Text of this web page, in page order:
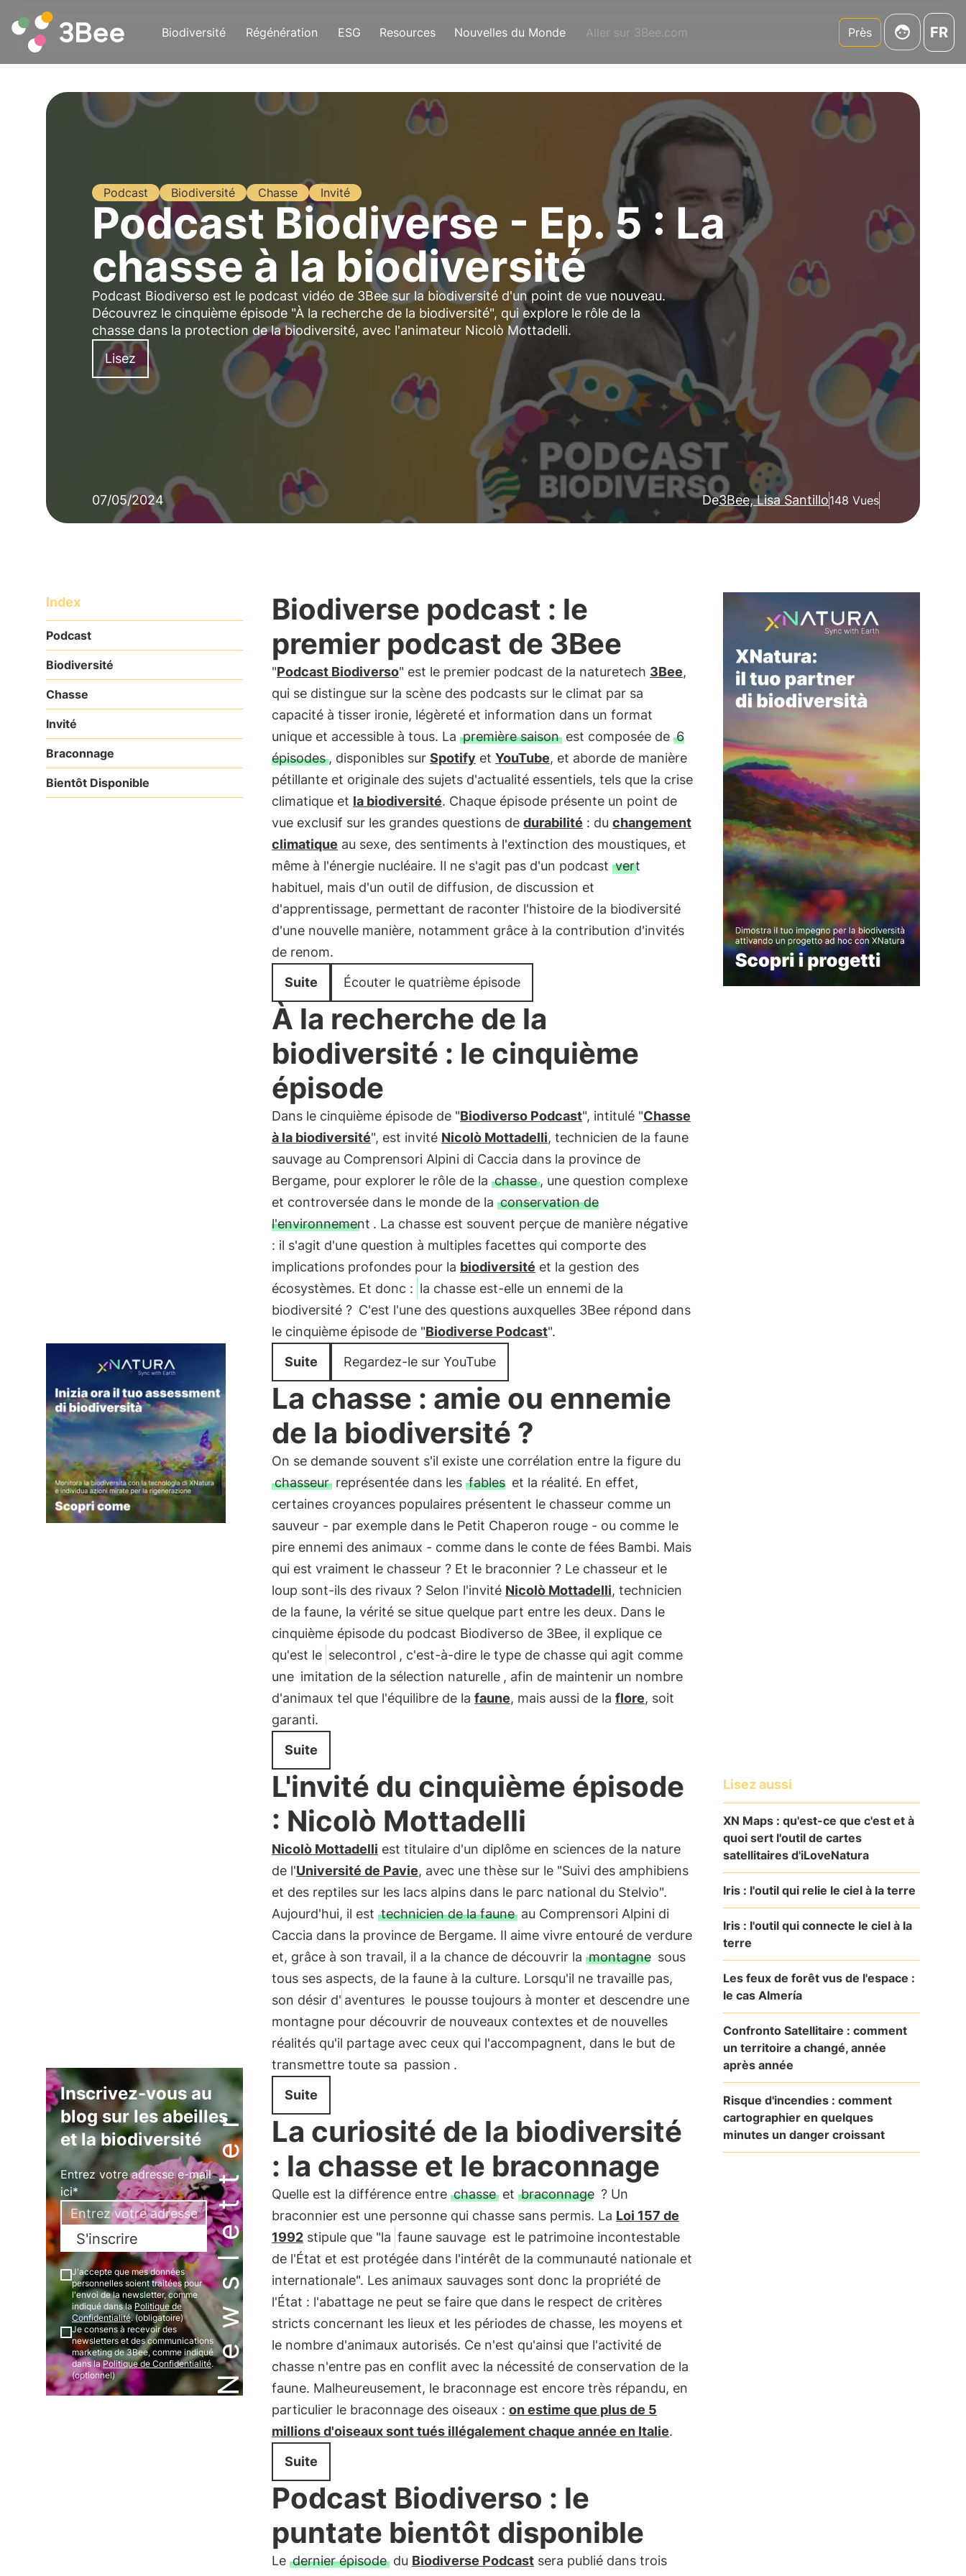
Biodiversité Régénération ESG Resources Nouvelles du Monde Aller sur 3Bee.com Près FR
Podcast Biodiversité Chasse Invité
Podcast Biodiverse - Ep. 5 : La
chasse à la biodiversité
Podcast Biodiverso est le podcast vidéo de 3Bee sur la biodiversité d'un point de vue nouveau.
Découvrez le cinquième épisode "À la recherche de la biodiversité", qui explore le rôle de la
chasse dans la protection de la biodiversité, avec l'animateur Nicolò Mottadelli.
Lisez
07/05/2024 De3Bee, Lisa Santillo148 Vues
Index
Podcast
Biodiversité
Chasse
Invité
Braconnage
Bientôt Disponible
Newsletter
Inscrivez-vous au
blog sur les abeilles
et la biodiversité
Entrez votre adresse e-mail
ici*
S'inscrire
J'accepte que mes données
personnelles soient traitées pour
l'envoi de la newsletter, comme
indiqué dans la Politique de
Confidentialité. (obligatoire)
Je consens à recevoir des
newsletters et des communications
marketing de 3Bee, comme indiqué
dans laPolitique de Confidentialité.
(optionnel)
Biodiverse podcast : le
premier podcast de 3Bee
"Podcast Biodiverso" est le premier podcast de la naturetech 3Bee,
qui se distingue sur la scène des podcasts sur le climat par sa
capacité à tisser ironie, légèreté et information dans un format
unique et accessible à tous. La première saisonest composée de 6
épisodes, disponibles sur Spotify et YouTube, et aborde de manière
pétillante et originale des sujets d'actualité essentiels, tels que la crise
climatique et la biodiversité. Chaque épisode présente un point de
vue exclusif sur les grandes questions de durabilité : du changement
climatique au sexe, des sentiments à l'extinction des moustiques, et
même à l'énergie nucléaire. Il ne s'agit pas d'un podcast vert
habituel, mais d'un outil de diffusion, de discussion et
d'apprentissage, permettant de raconter l'histoire de la biodiversité
d'une nouvelle manière, notamment grâce à la contribution d'invités
de renom.
Suite
Écouter le quatrième épisode
À la recherche de la
biodiversité : le cinquième
épisode
Dans le cinquième épisode de "Biodiverso Podcast", intitulé "Chasse
à la biodiversité", est invité Nicolò Mottadelli, technicien de la faune
sauvage au Comprensori Alpini di Caccia dans la province de
Bergame, pour explorer le rôle de la chasse, une question complexe
et controversée dans le monde de la conservation de
l'environnement . La chasse est souvent perçue de manière négative
: il s'agit d'une question à multiples facettes qui comporte des
implications profondes pour la biodiversité et la gestion des
écosystèmes. Et donc : la chasse est-elle un ennemi de la
biodiversité ? C'est l'une des questions auxquelles 3Bee répond dans
le cinquième épisode de "Biodiverse Podcast".
Suite
Regardez-le sur YouTube
La chasse : amie ou ennemie
de la biodiversité ?
On se demande souvent s'il existe une corrélation entre la figure du
chasseurreprésentée dans les fables et la réalité. En effet,
certaines croyances populaires présentent le chasseur comme un
sauveur - par exemple dans le Petit Chaperon rouge - ou comme le
pire ennemi des animaux - comme dans le conte de fées Bambi. Mais
qui est vraiment le chasseur ? Et le braconnier ? Le chasseur et le
loup sont-ils des rivaux ? Selon l'invité Nicolò Mottadelli, technicien
de la faune, la vérité se situe quelque part entre les deux. Dans le
cinquième épisode du podcast Biodiverso de 3Bee, il explique ce
qu'est le selecontrol , c'est-à-dire le type de chasse qui agit comme
une imitation de la sélection naturelle , afin de maintenir un nombre
d'animaux tel que l'équilibre de la faune, mais aussi de la flore, soit
garanti.
Suite
L'invité du cinquième épisode
: Nicolò Mottadelli
Nicolò Mottadelli est titulaire d'un diplôme en sciences de la nature
de l'Université de Pavie, avec une thèse sur le "Suivi des amphibiens
et des reptiles sur les lacs alpins dans le parc national du Stelvio".
Aujourd'hui, il est technicien de la fauneau Comprensori Alpini di
Caccia dans la province de Bergame. Il aime vivre entouré de verdure
et, grâce à son travail, il a la chance de découvrir la montagne sous
tous ses aspects, de la faune à la culture. Lorsqu'il ne travaille pas,
son désir d' aventures le pousse toujours à monter et descendre une
montagne pour découvrir de nouveaux contextes et de nouvelles
réalités qu'il partage avec ceux qui l'accompagnent, dans le but de
transmettre toute sa passion .
Suite
La curiosité de la biodiversité
: la chasse et le braconnage
Quelle est la différence entre chasseet braconnage ? Un
braconnier est une personne qui chasse sans permis. La Loi 157 de
1992stipule que "la faune sauvage est le patrimoine incontestable
de l'État et est protégée dans l'intérêt de la communauté nationale et
internationale". Les animaux sauvages sont donc la propriété de
l'État : l'abattage ne peut se faire que dans le respect de critères
stricts concernant les lieux et les périodes de chasse, les moyens et
le nombre d'animaux autorisés. Ce n'est qu'ainsi que l'activité de
chasse n'entre pas en conflit avec la nécessité de conservation de la
faune. Malheureusement, le braconnage est encore très répandu, en
particulier le braconnage des oiseaux : on estime que plus de 5
millions d'oiseaux sont tués illégalement chaque année en Italie.
Suite
Podcast Biodiverso : le
puntate bientôt disponible
Le dernier épisodedu Biodiverse Podcastsera publié dans trois
Lisez aussi
XN Maps : qu'est-ce que c'est et à
quoi sert l'outil de cartes
satellitaires d'iLoveNatura
Iris : l'outil qui relie le ciel à la terre
Iris : l'outil qui connecte le ciel à la
terre
Les feux de forêt vus de l'espace :
le cas Almería
Confronto Satellitaire : comment
un territoire a changé, année
après année
Risque d'incendies : comment
cartographier en quelques
minutes un danger croissant